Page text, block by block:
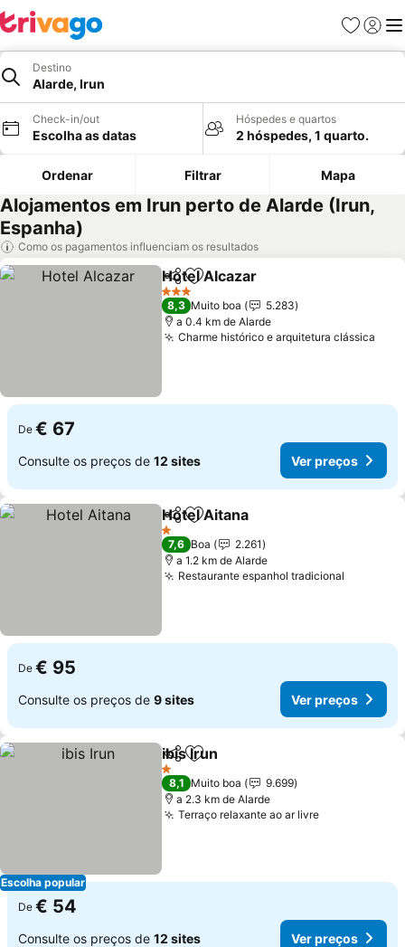
Favoritos
Iniciar
Destino
Alarde, Irun
Check-in/out
Escolha as datas
Hóspedes e quartos
2 hóspedes, 1 quarto.
Ordenar Filtrar Mapa
Alojamentos em Irun perto de Alarde (Irun,
Espanha)
Como os pagamentos influenciam os resultados
PartilharAdicionar aos favoritos
Hotel Alcazar
3 Estrelas
8,3 Muito boa
5.283
a 0.4 km de Alarde
Charme histórico e arquitetura clássica
De € 67
Consulte os preços de 12 sites Ver preços
PartilharAdicionar aos favoritos
Hotel Aitana
1 Estrelas
7,6 Boa
2.261
a 1.2 km de Alarde
Restaurante espanhol tradicional
De € 95
Consulte os preços de 9 sites Ver preços
Escolha popular
PartilharAdicionar aos favoritos
ibis Irun
1 Estrelas
8,1 Muito boa
9.699
a 2.3 km de Alarde
Terraço relaxante ao ar livreVer preços
De € 54
Consulte os preços de 12 sites Ver preços